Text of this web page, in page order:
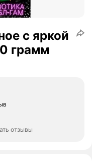
с яркой
грамм
отзывы